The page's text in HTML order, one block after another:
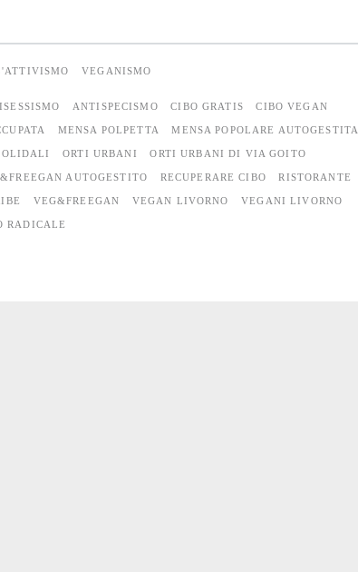
VEGANISMO
ANTISPECISMO CIBO GRATIS CIBO VEGAN
MENSA POLPETTA MENSA POPOLARE AUTOGESTITA
ORTI URBANI ORTI URBANI DI VIA GOITO
AUTOGESTITO RECUPERARE CIBO RISTORANTE
VEG&FREEGAN VEGAN LIVORNO VEGANI LIVORNO
RADICALE